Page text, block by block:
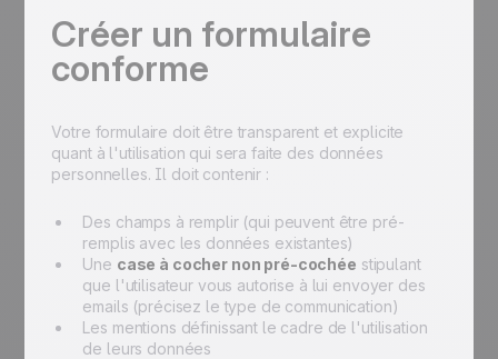
Créer un formulaire
conforme
Votre formulaire doit être transparent et explicite
quant à l'utilisation qui sera faite des données
personnelles. Il doit contenir :
Des champs à remplir (qui peuvent être pré-
remplis avec les données existantes)
Une case à cocher non pré-cochée stipulant
que l'utilisateur vous autorise à lui envoyer des
emails (précisez le type de communication)
Les mentions définissant le cadre de l'utilisation
de leurs données